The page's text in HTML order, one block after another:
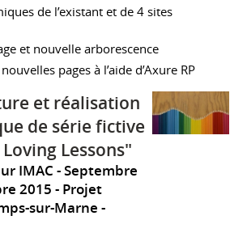
de l’existant et de 4 sites
et nouvelle arborescence
pages à l’aide d’Axure RP
et réalisation
de série fictive
Lessons"​
IMAC
Septembre
2015 Projet
sur-Marne